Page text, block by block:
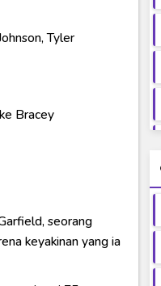
Tyler
Bracey
seorang
keyakinan yang ia